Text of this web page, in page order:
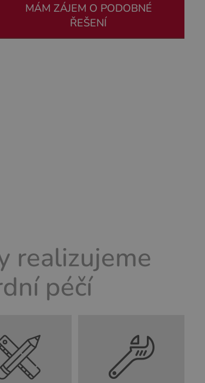
MÁM ZÁJEM O PODOBNÉ
ŘEŠENÍ
realizujeme
péčí